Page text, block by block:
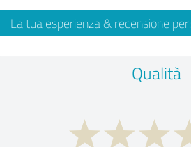
La tua esperienza & recensione per:
Qualità